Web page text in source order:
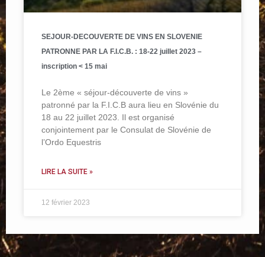
SEJOUR-DECOUVERTE DE VINS EN SLOVENIE
PATRONNE PAR LA F.I.C.B. : 18-22 juillet 2023 –
inscription < 15 mai
Le 2ème « séjour-découverte de vins »
patronné par la F.I.C.B aura lieu en Slovénie du
18 au 22 juillet 2023. Il est organisé
conjointement par le Consulat de Slovénie de
l’Ordo Equestris
LIRE LA SUITE »
12 février 2023